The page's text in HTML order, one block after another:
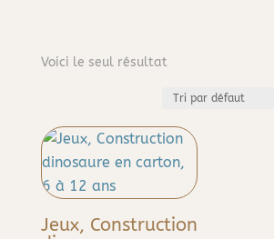
Voici le seul résultat
Jeux, Construction